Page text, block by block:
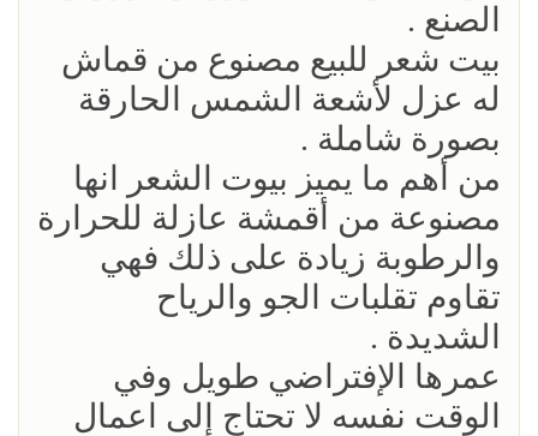
الصنع .
بيت شعر للبيع مصنوع من قماش
له عزل لأشعة الشمس الحارقة
بصورة شاملة .
من أهم ما يميز بيوت الشعر انها
مصنوعة من أقمشة عازلة للحرارة
والرطوبة زيادة على ذلك فهي
تقاوم تقلبات الجو والرياح
الشديدة .
عمرها الإفتراضي طويل وفي
الوقت نفسه لا تحتاج إلى اعمال